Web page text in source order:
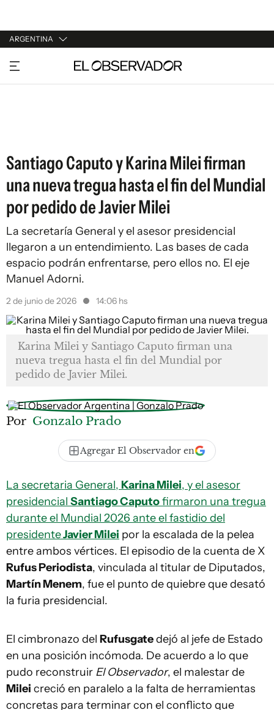
ARGENTINA
URUGUAY
ARGENTINA
Santiago Caputo y Karina Milei firman
una nueva tregua hasta el fin del Mundial
por pedido de Javier Milei
La secretaría General y el asesor presidencial
llegaron a un entendimiento. Las bases de cada
espacio podrán enfrentarse, pero ellos no. El eje
Manuel Adorni.
2 de junio de 2026 14:06 hs
Karina Milei y Santiago Caputo firman una
nueva tregua hasta el fin del Mundial por
pedido de Javier Milei.
Por Gonzalo Prado
Agregar El Observador en
La secretaria General, Karina Milei, y el asesor
presidencial Santiago Caputofirmaron una tregua
durante el Mundial 2026 ante el fastidio del
presidenteJavier Milei por la escalada de la pelea
entre ambos vértices. El episodio de la cuenta de X
Rufus Periodista, vinculada al titular de Diputados,
Martín Menem, fue el punto de quiebre que desató
la furia presidencial.
El cimbronazo del Rufusgatedejó al jefe de Estado
en una posición incómoda. De acuerdo a lo que
pudo reconstruir El Observador, el malestar de
Milei creció en paralelo a la falta de herramientas
concretas para terminar con el conflicto que